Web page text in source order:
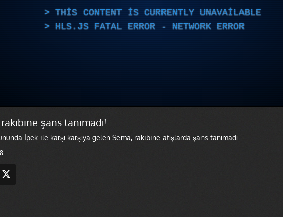
THIS CONTENT IS CURRENTLY UNAVAILABLE
HLS.JS FATAL ERROR - NETWORK ERROR
şans tanımadı!
İpek ile karşı karşıya gelen Sema, rakibine atışlarda şans tanımadı.